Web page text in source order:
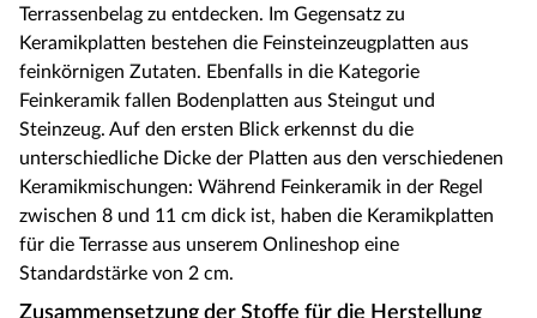
Terrassenbelag zu entdecken. Im Gegensatz zu
Keramikplatten bestehen die Feinsteinzeugplatten aus
feinkörnigen Zutaten. Ebenfalls in die Kategorie
Feinkeramik fallen Bodenplatten aus Steingut und
Steinzeug. Auf den ersten Blick erkennst du die
unterschiedliche Dicke der Platten aus den verschiedenen
Keramikmischungen: Während Feinkeramik in der Regel
zwischen 8 und 11 cm dick ist, haben die Keramikplatten
für die Terrasse aus unserem Onlineshop eine
Standardstärke von 2 cm.
Zusammensetzung der Stoffe für die Herstellung